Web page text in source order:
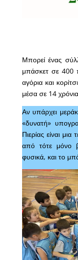
Μπορεί ένας
μπάσκετ σε 400
αγόρια και
μέσα σε 14
Αν υπάρχει
«δυνατή»
Πιερίας είναι
από τότε μόνο
φυσικά, και το